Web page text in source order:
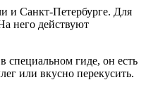
и Санкт-Петербурге. Для
него действуют
специальном гиде, он есть
или вкусно перекусить.